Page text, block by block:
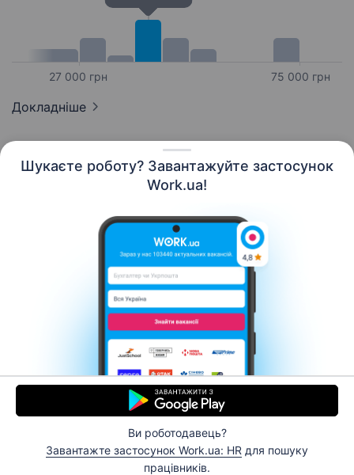
Шукаєте роботу? Завантажуйте застосунок
Work.ua!
Ви роботодавець?
Завантажте застосунок Work.ua: HR для пошуку
працівників.
27 000 грн 75 000 грн
Докладніше
Контакти Про нас
Кар’єра
Допомога Умови використання
© 2006–2026 Work.ua. Сервіс пошуку роботи №1 в